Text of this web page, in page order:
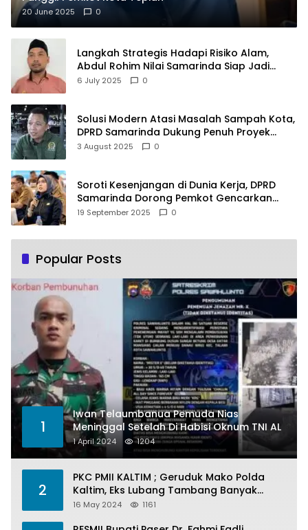
20 June 2025 0
Langkah Strategis Hadapi Risiko Alam,
Abdul Rohim Nilai Samarinda Siap Jadi
Pusat Logistik Bencana Kalimantan
6 July 2025 0
Solusi Modern Atasi Masalah Sampah Kota,
DPRD Samarinda Dukung Penuh Proyek
PLTSA
3 August 2025 0
Soroti Kesenjangan di Dunia Kerja, DPRD
Samarinda Dorong Pemkot Gencarkan
Pemberdayaan Perempuan
19 September 2025 0
Popular Posts
1
Iwan Telaumbanua Pemuda Nias
Meninggal Setelah Di Habisi Oknum TNI AL
1 April 2024 1204
2
PKC PMII KALTIM ; Geruduk Mako Polda
Kaltim, Eks Lubang Tambang Banyak
Menelan Korban
16 May 2024 1161